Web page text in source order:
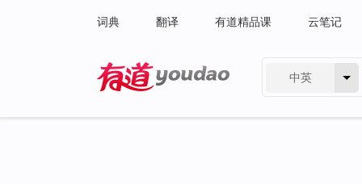
词典 翻译 有道精品课 云笔记
中英